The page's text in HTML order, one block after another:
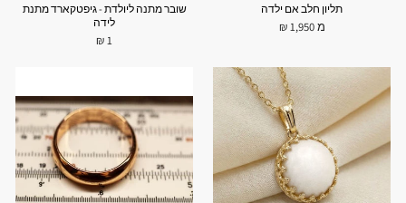
תליון חלב אם ילדה
מ 1,950 ₪
שובר מתנה ליולדת - גיפטקארד מתנת
לידה
1 ₪